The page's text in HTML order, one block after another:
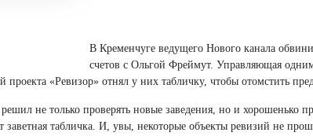
В Кременчуге ведущего Нового канала
счетов с Ольгой Фреймут. Управляющая
«Ревизор» отнял у них табличку, чтобы отомстить
не только проверять новые заведения, но и хорошенько
заветная табличка. И, увы, некоторые объекты ревизий не